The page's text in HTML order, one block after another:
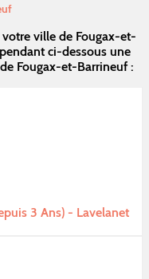
ville de Fougax-et-
ci-dessous une
Fougax-et-Barrineuf :
3 Ans) - Lavelanet